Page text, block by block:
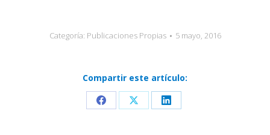
Categoría: Publicaciones Propias 5 mayo, 2016
Compartir este artículo:
Share Share Share